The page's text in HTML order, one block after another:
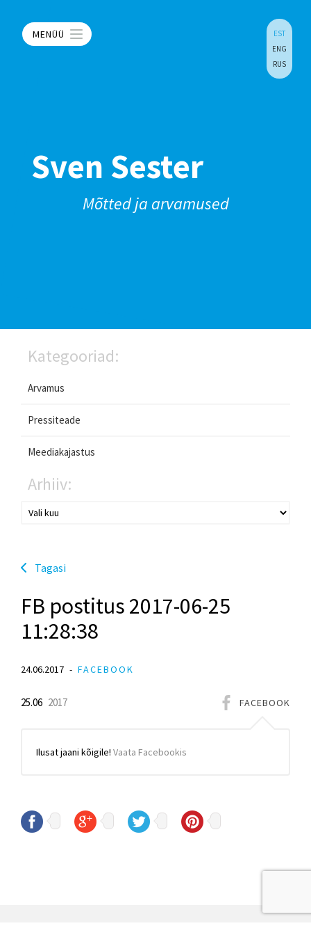
MENÜÜ
EST
ENG
RUS
Sven Sester
Mõtted ja arvamused
Kategooriad:
Arvamus
Pressiteade
Meediakajastus
Arhiiv:
Tagasi
FB postitus 2017-06-25
11:28:38
24.06.2017 FACEBOOK
FACEBOOK
25.06 2017
Ilusat jaani kõigile! Vaata Facebookis